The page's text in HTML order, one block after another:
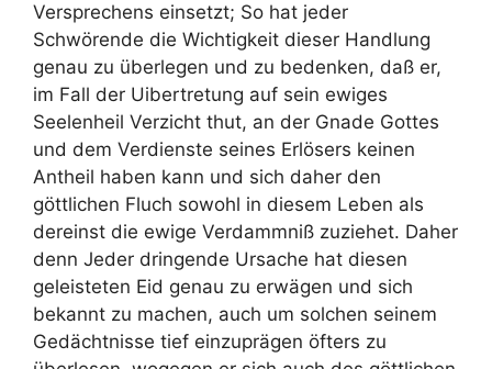
Versprechens einsetzt; So hat jeder
Schwörende die Wichtigkeit dieser Handlung
genau zu überlegen und zu bedenken, daß er,
im Fall der Uibertretung auf sein ewiges
Seelenheil Verzicht thut, an der Gnade Gottes
und dem Verdienste seines Erlösers keinen
Antheil haben kann und sich daher den
göttlichen Fluch sowohl in diesem Leben als
dereinst die ewige Verdammniß zuziehet. Daher
denn Jeder dringende Ursache hat diesen
geleisteten Eid genau zu erwägen und sich
bekannt zu machen, auch um solchen seinem
Gedächtnisse tief einzuprägen öfters zu